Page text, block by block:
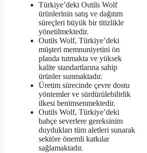
Türkiye’deki Outils Wolf
ürünlerinin satış ve dağıtım
süreçleri büyük bir titizlikle
yönetilmektedir.
Outils Wolf, Türkiye’deki
müşteri memnuniyetini ön
planda tutmakta ve yüksek
kalite standartlarına sahip
ürünler sunmaktadır.
Üretim sürecinde çevre dostu
yöntemler ve sürdürülebilirlik
ilkesi benimsenmektedir.
Outils Wolf, Türkiye’deki
bahçe severlere gereksinim
duydukları tüm aletleri sunarak
sektöre önemli katkılar
sağlamaktadır.